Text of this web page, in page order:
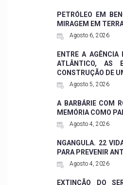
PETRÓLEO EM
MIRAGEM EM
Agosto 6, 2026
ENTRE A AGÊNCIA
ATLÂNTICO, AS
CONSTRUÇÃO DE
Agosto 5, 2026
A BARBÁRIE COM
MEMÓRIA COMO
Agosto 4, 2026
NGANGULA. 22
PARA PREVENIR
Agosto 4, 2026
EXTINÇÃO DO